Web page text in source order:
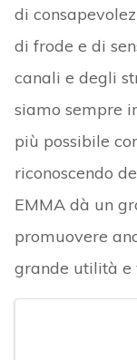
di
di frode e di
canali e degli
siamo sempre
più possibile
riconoscendo
EMMA dà un
promuovere
grande utilità e